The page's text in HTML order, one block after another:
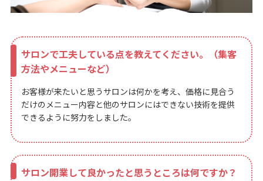
サロンで工夫している点を教えてください。（集客
方法やメニューなど）
お客様が来たいと思うサロンは何かを考え、価格に見合う
だけのメニュー内容と他のサロンにはできない技術を提供
できるように努力をしました。
サロン開業して良かったと思うところは何ですか？